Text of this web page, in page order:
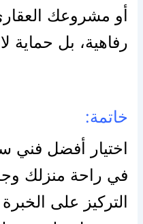
أو مشروعك
رفاهية، بل حماية
خاتمة:
اختيار أفضل فني
في راحة منزلك
التركيز على الخبرة